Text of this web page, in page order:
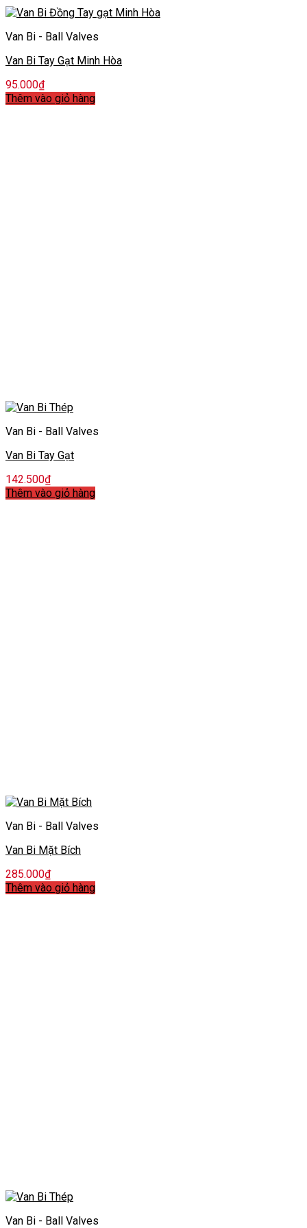
Van Bi - Ball Valves
Van Bi Tay Gạt Minh Hòa
95.000₫
Thêm vào giỏ hàng
Van Bi - Ball Valves
Van Bi Tay Gạt
142.500₫
Thêm vào giỏ hàng
Van Bi - Ball Valves
Van Bi Mặt Bích
285.000₫
Thêm vào giỏ hàng
Van Bi - Ball Valves